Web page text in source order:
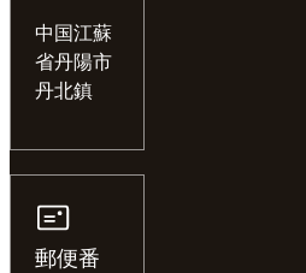
中国江蘇
省丹陽市
丹北鎮
郵便番